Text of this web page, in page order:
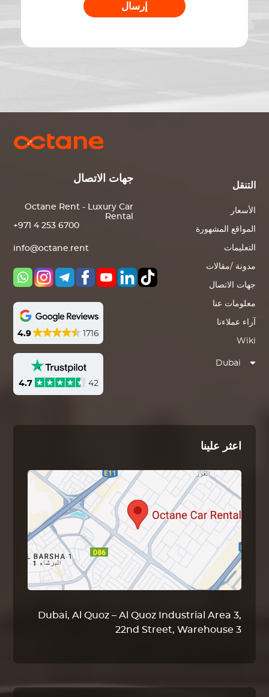
إرسال
جهات الاتصال
Octane Rent - Luxury Car
Rental
+971 4 253 6700
info@octane.rent
4.9 1716
4.7 42
التنقل
الأسعار
المواقع المشهورة
التعليمات
مدونة /مقالات
جهات الاتصال
معلومات عنا
آراء عملاءنا
Wiki
Dubai
اعثر علينا
Dubai, Al Quoz – Al Quoz Industrial Area 3,
22nd Street, Warehouse 3